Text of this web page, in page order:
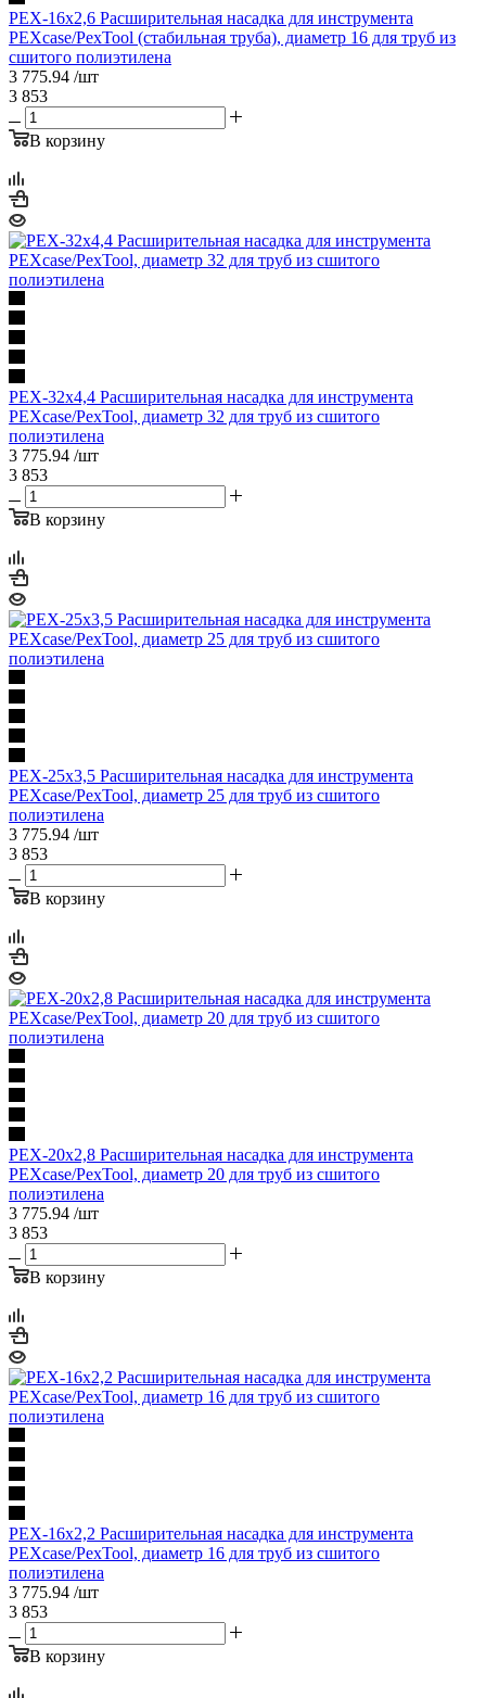
PEX-16х2,6 Расширительная насадка для инструмента
PEXcase/PexTool (стабильная труба), диаметр 16 для труб из
сшитого полиэтилена
3 775.94 /шт
3 853
В корзину
PEX-32х4,4 Расширительная насадка для инструмента
PEXcase/PexTool, диаметр 32 для труб из сшитого
полиэтилена
3 775.94 /шт
3 853
В корзину
PEX-25х3,5 Расширительная насадка для инструмента
PEXcase/PexTool, диаметр 25 для труб из сшитого
полиэтилена
3 775.94 /шт
3 853
В корзину
PEX-20х2,8 Расширительная насадка для инструмента
PEXcase/PexTool, диаметр 20 для труб из сшитого
полиэтилена
3 775.94 /шт
3 853
В корзину
PEX-16x2,2 Расширительная насадка для инструмента
PEXcase/PexTool, диаметр 16 для труб из сшитого
полиэтилена
3 775.94 /шт
3 853
В корзину